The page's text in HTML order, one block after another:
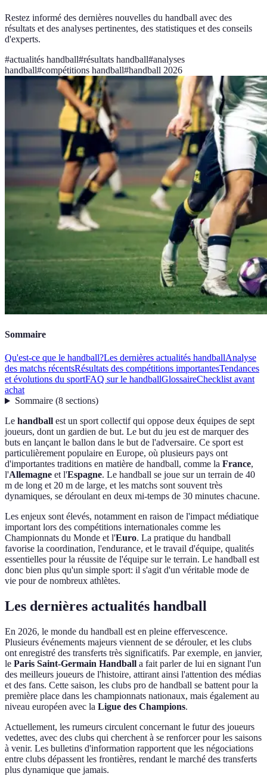
Restez informé des dernières nouvelles du handball avec des
résultats et des analyses pertinentes, des statistiques et des conseils
d'experts.
#actualités handball#résultats handball#analyses
handball#compétitions handball#handball 2026
Sommaire
Qu'est-ce que le handball?Les dernières actualités handballAnalyse
des matchs récentsRésultats des compétitions importantesTendances
et évolutions du sportFAQ sur le handballGlossaireChecklist avant
achat
Sommaire(8 sections)
Le handball est un sport collectif qui oppose deux équipes de sept
joueurs, dont un gardien de but. Le but du jeu est de marquer des
buts en lançant le ballon dans le but de l'adversaire. Ce sport est
particulièrement populaire en Europe, où plusieurs pays ont
d'importantes traditions en matière de handball, comme la France,
l'Allemagne et l'Espagne. Le handball se joue sur un terrain de 40
m de long et 20 m de large, et les matchs sont souvent très
dynamiques, se déroulant en deux mi-temps de 30 minutes chacune.
Les enjeux sont élevés, notamment en raison de l'impact médiatique
important lors des compétitions internationales comme les
Championnats du Monde et l'Euro. La pratique du handball
favorise la coordination, l'endurance, et le travail d'équipe, qualités
essentielles pour la réussite de l'équipe sur le terrain. Le handball est
donc bien plus qu'un simple sport: il s'agit d'un véritable mode de
vie pour de nombreux athlètes.
Les dernières actualités handball
En 2026, le monde du handball est en pleine effervescence.
Plusieurs événements majeurs viennent de se dérouler, et les clubs
ont enregistré des transferts très significatifs. Par exemple, en janvier,
le Paris Saint-Germain Handball a fait parler de lui en signant l'un
des meilleurs joueurs de l'histoire, attirant ainsi l'attention des médias
et des fans. Cette saison, les clubs pro de handball se battent pour la
première place dans les championnats nationaux, mais également au
niveau européen avec la Ligue des Champions.
Actuellement, les rumeurs circulent concernant le futur des joueurs
vedettes, avec des clubs qui cherchent à se renforcer pour les saisons
à venir. Les bulletins d'information rapportent que les négociations
entre clubs dépassent les frontières, rendant le marché des transferts
plus dynamique que jamais.